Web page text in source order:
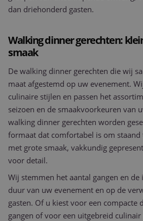
dan driehonderd gasten.
Walking dinner gerechten:
smaak
De walking dinner gerechten die wij
maat afgestemd op uw evenement.
culinaire stijlen en passen het
seizoen en de smaakvoorkeuren van
walking dinner gerechten worden
formaat dat comfortabel is om
met grote smaak, vakkundig
voor detail.
Wij stemmen het aantal gangen en
duur van uw evenement en op de
gasten. Of u kiest voor een compacte
gangen of voor een uitgebreid